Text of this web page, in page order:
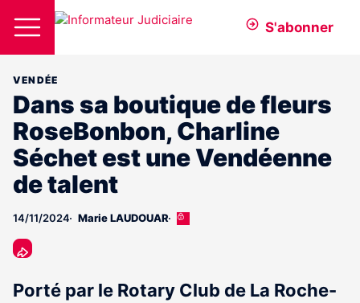
S'abonner
VENDÉE
Dans sa boutique de fleurs
RoseBonbon, Charline
Séchet est une Vendéenne
de talent
14/11/2024 Marie LAUDOUAR
Cet
aux
abonnés
Porté par le Rotary Club de La Roche-